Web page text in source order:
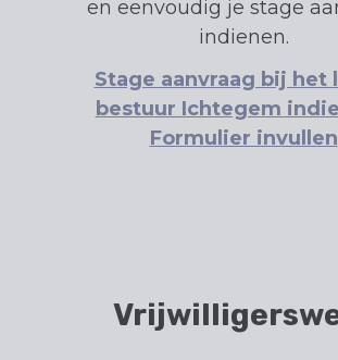
en eenvoudig je stage
indienen.
Stage aanvraag bij het
bestuur Ichtegem
Formulier invullen